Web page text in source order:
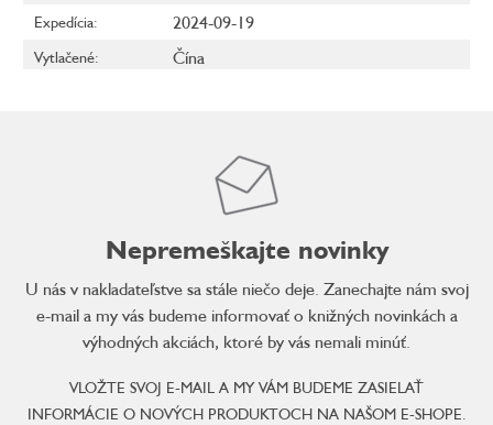
Expedícia: 2024-09-19
Vytlačené: Čína
Nepremeškajte novinky
U nás v nakladateľstve sa stále niečo deje. Zanechajte nám svoj
e-mail a my vás budeme informovať o knižných novinkách a
výhodných akciách, ktoré by vás nemali minúť.
VLOŽTE SVOJ E-MAIL A MY VÁM BUDEME ZASIELAŤ
INFORMÁCIE O NOVÝCH PRODUKTOCH NA NAŠOM E-SHOPE.